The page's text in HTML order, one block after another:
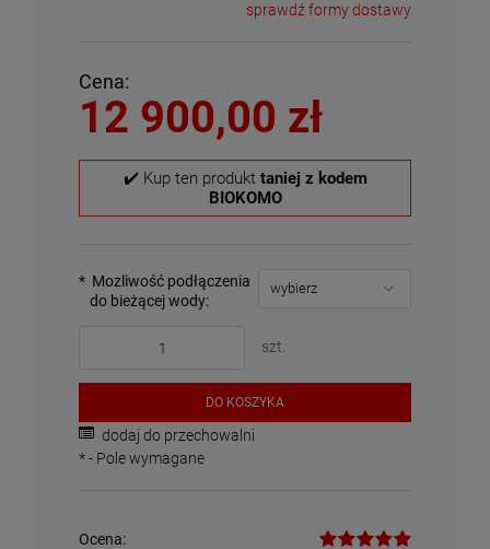
Cena nie zawiera ewentualnych kosztów płatności
sprawdź formy dostawy
Cena:
12 900,00 zł
✔️ Kup ten produkt taniej z kodem
BIOKOMO
* Mozliwość podłączenia
do bieżącej wody:
szt.
DO KOSZYKA
dodaj do przechowalni
*- Pole wymagane
Ocena: